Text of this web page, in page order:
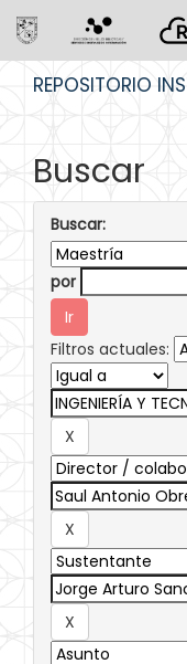
REPOSITORIO
Buscar
Buscar:
por
Filtros actuales: